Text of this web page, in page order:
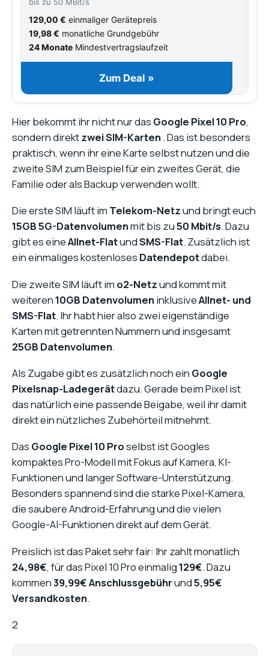
129,00 € einmaliger Gerätepreis
19,98 € monatliche Grundgebühr
24 Monate Mindestvertragslaufzeit
Zum Deal »
Hier bekommt ihr nicht nur das Google Pixel 10 Pro,
sondern direktzwei SIM-Karten . Das ist besonders
praktisch, wenn ihr eine Karte selbst nutzen und die
zweite SIM zum Beispiel für ein zweites Gerät, die
Familie oder als Backup verwenden wollt.
Die erste SIM läuft im Telekom-Netzund bringt euch
15GB 5G-Datenvolumenmit bis zu50 Mbit/s. Dazu
gibt es eineAllnet-FlatundSMS-Flat. Zusätzlich ist
ein einmaliges kostenloses Datendepotdabei.
Die zweite SIM läuft im o2-Netzund kommt mit
weiteren10GB DatenvolumeninklusiveAllnet- und
SMS-Flat. Ihr habt hier also zwei eigenständige
Karten mit getrennten Nummern und insgesamt
25GB Datenvolumen.
Als Zugabe gibt es zusätzlich noch ein Google
Pixelsnap-Ladegerätdazu. Gerade beim Pixel ist
das natürlich eine passende Beigabe, weil ihr damit
direkt ein nützliches Zubehörteil mitnehmt.
Das Google Pixel 10 Proselbst ist Googles
kompaktes Pro-Modell mit Fokus auf Kamera, KI-
Funktionen und langer Software-Unterstützung.
Besonders spannend sind die starke Pixel-Kamera,
die saubere Android-Erfahrung und die vielen
Google-AI-Funktionen direkt auf dem Gerät.
Preislich ist das Paket sehr fair: Ihr zahlt monatlich
24,98€, für das Pixel 10 Pro einmalig129€. Dazu
kommen39,99€ Anschlussgebührund5,95€
Versandkosten.
2